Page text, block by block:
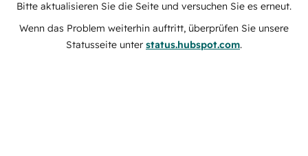
Bitte aktualisieren Sie die Seite und versuchen Sie es erneut.
Wenn das Problem weiterhin auftritt, überprüfen Sie unsere
Statusseite unter status.hubspot.com.